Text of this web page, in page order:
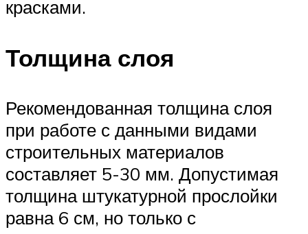
красками.
Толщина слоя
Рекомендованная толщина слоя
при работе с данными видами
строительных материалов
составляет 5-30 мм. Допустимая
толщина штукатурной прослойки
равна 6 см, но только с